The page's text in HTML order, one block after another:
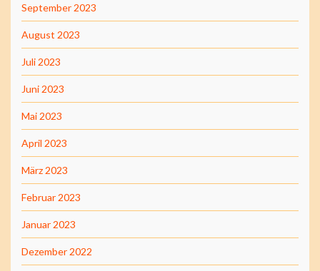
September 2023
August 2023
Juli 2023
Juni 2023
Mai 2023
April 2023
März 2023
Februar 2023
Januar 2023
Dezember 2022